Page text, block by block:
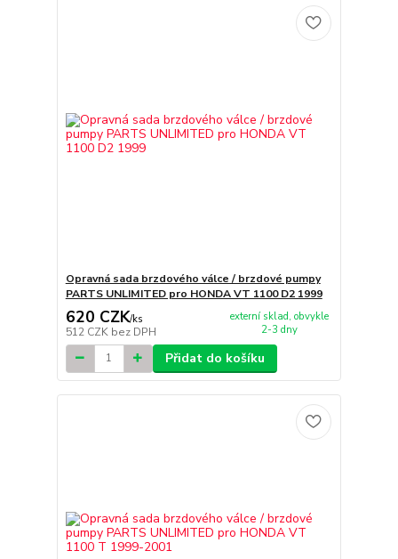
Opravná sada brzdového válce / brzdové pumpy
PARTS UNLIMITED pro HONDA VT 1100 D2 1999
620 CZK/ks
512 CZK bez DPH
externí sklad, obvykle
2-3 dny
Přidat do košíku